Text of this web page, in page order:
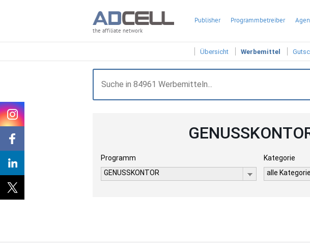
the affiliate network
Publisher Programmbetreiber
Übersicht Werbemittel
Programm
GENUSSKONTOR
Kategorie
alle